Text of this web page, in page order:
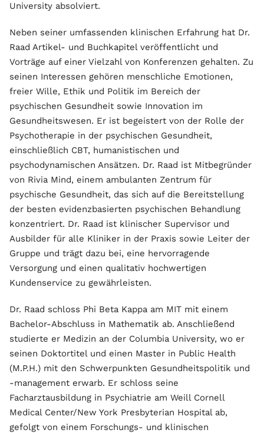
University absolviert.
Neben seiner umfassenden klinischen Erfahrung hat Dr.
Raad Artikel- und Buchkapitel veröffentlicht und
Vorträge auf einer Vielzahl von Konferenzen gehalten. Zu
seinen Interessen gehören menschliche Emotionen,
freier Wille, Ethik und Politik im Bereich der
psychischen Gesundheit sowie Innovation im
Gesundheitswesen. Er ist begeistert von der Rolle der
Psychotherapie in der psychischen Gesundheit,
einschließlich CBT, humanistischen und
psychodynamischen Ansätzen. Dr. Raad ist Mitbegründer
von Rivia Mind, einem ambulanten Zentrum für
psychische Gesundheit, das sich auf die Bereitstellung
der besten evidenzbasierten psychischen Behandlung
konzentriert. Dr. Raad ist klinischer Supervisor und
Ausbilder für alle Kliniker in der Praxis sowie Leiter der
Gruppe und trägt dazu bei, eine hervorragende
Versorgung und einen qualitativ hochwertigen
Kundenservice zu gewährleisten.
Dr. Raad schloss Phi Beta Kappa am MIT mit einem
Bachelor-Abschluss in Mathematik ab. Anschließend
studierte er Medizin an der Columbia University, wo er
seinen Doktortitel und einen Master in Public Health
(M.P.H.) mit den Schwerpunkten Gesundheitspolitik und
-management erwarb. Er schloss seine
Facharztausbildung in Psychiatrie am Weill Cornell
Medical Center/New York Presbyterian Hospital ab,
gefolgt von einem Forschungs- und klinischen